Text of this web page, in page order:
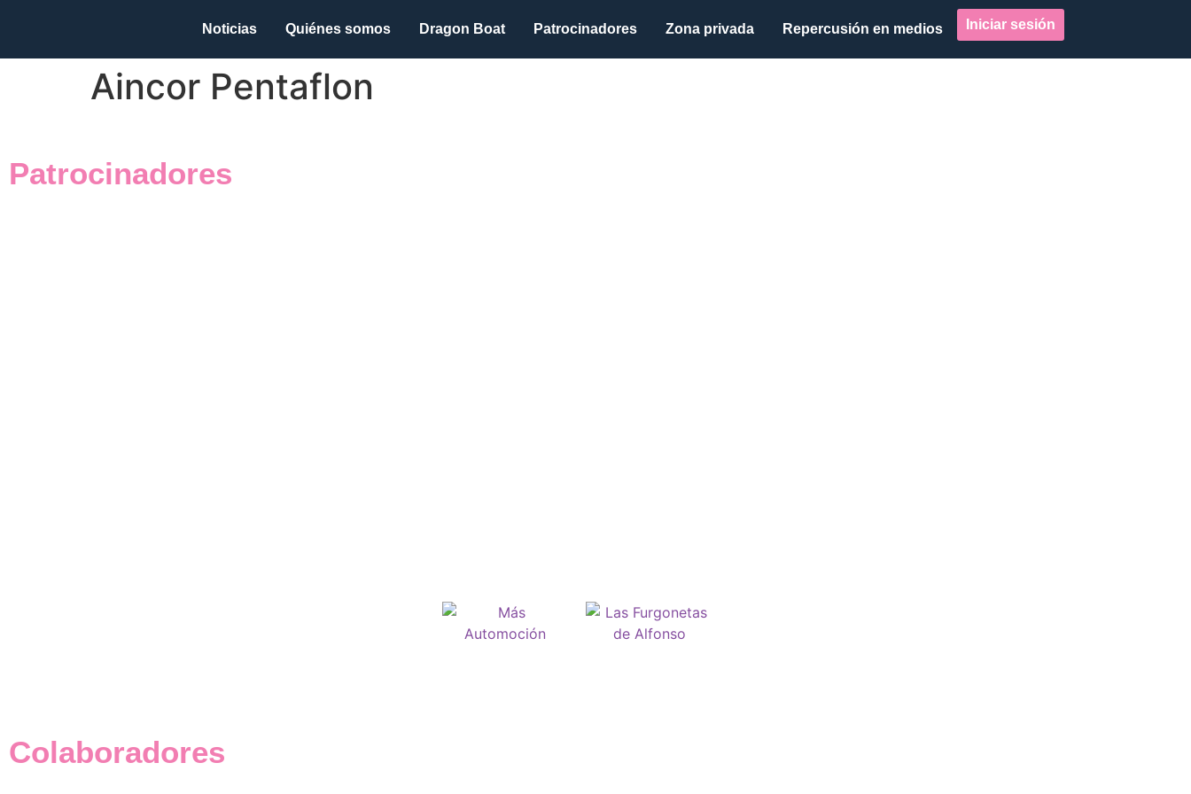
Noticias Quiénes somos Dragon Boat Patrocinadores Zona privada Repercusión en medios Iniciar sesión
Aincor Pentaflon
Patrocinadores
Colaboradores